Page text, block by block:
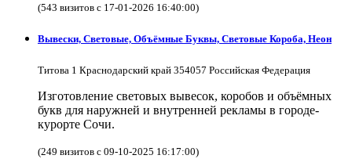
(543 визитов с 17-01-2026 16:40:00)
Вывески, Световые, Объёмные Буквы, Световые Короба, Неон
Титова 1 Краснодарский край 354057 Российская Федерация
Изготовление световых вывесок, коробов и объёмных
букв для наружней и внутренней рекламы в городе-
курорте Сочи.
(249 визитов с 09-10-2025 16:17:00)